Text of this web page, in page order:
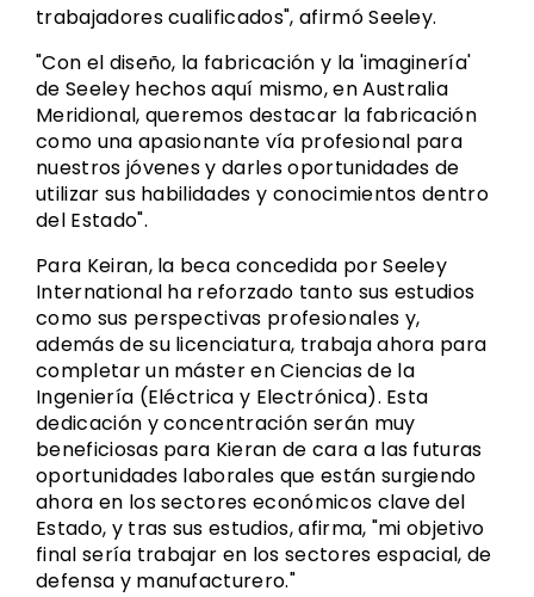
trabajadores cualificados", afirmó Seeley.
"Con el diseño, la fabricación y la 'imaginería'
de Seeley hechos aquí mismo, en Australia
Meridional, queremos destacar la fabricación
como una apasionante vía profesional para
nuestros jóvenes y darles oportunidades de
utilizar sus habilidades y conocimientos dentro
del Estado".
Para Keiran, la beca concedida por Seeley
International ha reforzado tanto sus estudios
como sus perspectivas profesionales y,
además de su licenciatura, trabaja ahora para
completar un máster en Ciencias de la
Ingeniería (Eléctrica y Electrónica). Esta
dedicación y concentración serán muy
beneficiosas para Kieran de cara a las futuras
oportunidades laborales que están surgiendo
ahora en los sectores económicos clave del
Estado, y tras sus estudios, afirma, "mi objetivo
final sería trabajar en los sectores espacial, de
defensa y manufacturero."